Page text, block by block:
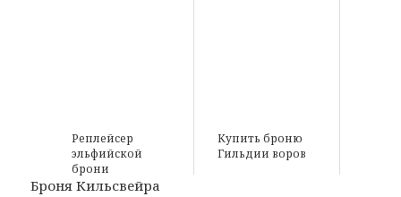
Реплейсер
эльфийской
брони
Купить броню
Гильдии воров
Броня Кильсвейра